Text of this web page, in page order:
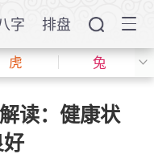
字 排盘
虎 兔
读：健康状